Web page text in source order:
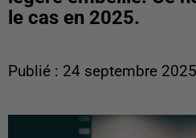
le cas en 2025.
Publié : 24 septembre